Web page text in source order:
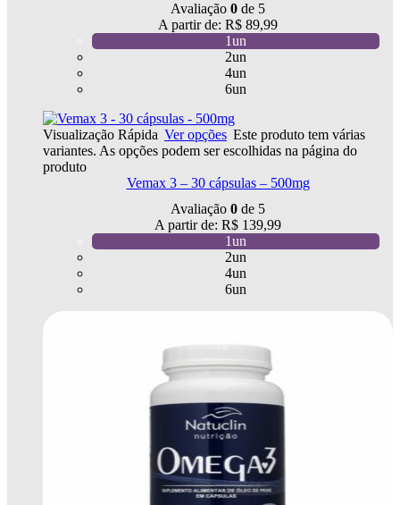
Avaliação 0 de 5
A partir de: R$ 89,99
1un
2un
4un
6un
Visualização Rápida Ver opções Este produto tem várias
variantes. As opções podem ser escolhidas na página do
produto
Vemax 3 – 30 cápsulas – 500mg
Avaliação 0 de 5
A partir de: R$ 139,99
1un
2un
4un
6un